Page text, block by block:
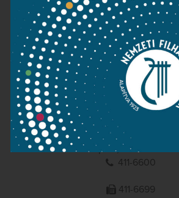
NEMZETI
1095 Budapest, Komor Marcell
411-6600
411-6699